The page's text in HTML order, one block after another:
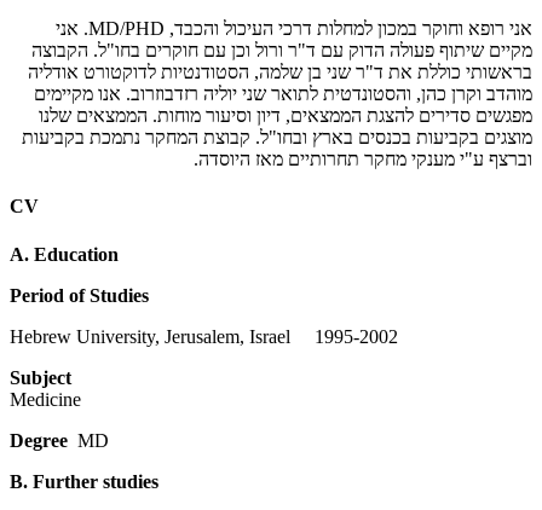
אני רופא וחוקר במכון למחלות דרכי העיכול והכבד, MD/PHD. אני
מקיים שיתוף פעולה הדוק עם ד"ר ורול וכן עם חוקרים בחו"ל. הקבוצה
בראשותי כוללת את ד"ר שני בן שלמה, הסטודנטיות לדוקטורט אודליה
מוהדב וקרן כהן, והסטונדטית לתואר שני יוליה רזדבוזרוב. אנו מקיימים
מפגשים סדירים להצגת הממצאים, דיון וסיעור מוחות. הממצאים שלנו
מוצגים בקביעות בכנסים בארץ ובחו"ל. קבוצת המחקר נתמכת בקביעות
וברצף ע"י מענקי מחקר תחרותיים מאז היוסדה.
CV
A. Education
Period of Studies
Hebrew University, Jerusalem, Israel 1995-2002
Subject
Degree MD
B. Further studies